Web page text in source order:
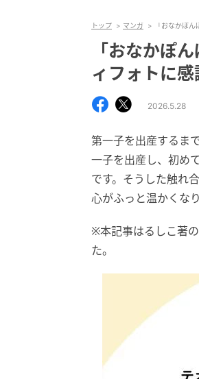
トップ マンガ 「おなかぽ
「おなかぽ
ィフォトに
2026.5.28
第一子を出産するま
一子を出産し、初め
です。そうした触れ
心がふっと温かくな
※本記事はるしこ著
た。